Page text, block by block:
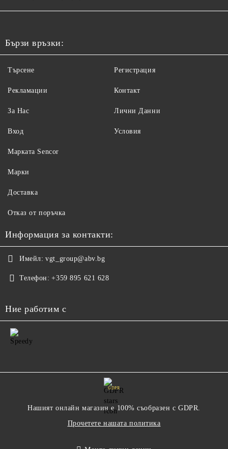
Бързи връзки:
Търсене
Рекламации
За Нас
Вход
Регистрация
Контакт
Лични Данни
Условия
Maрката Sencor
Марки
Доставка
Отказ от поръчка
Информация за контакти:
Имейл: vgt_group@abv.bg
Телефон: +359 895 621 628
Ние работим с
GDPR
Нашият онлайн магазин е 100% съобразен с GDPR.
Прочетете нашата политика